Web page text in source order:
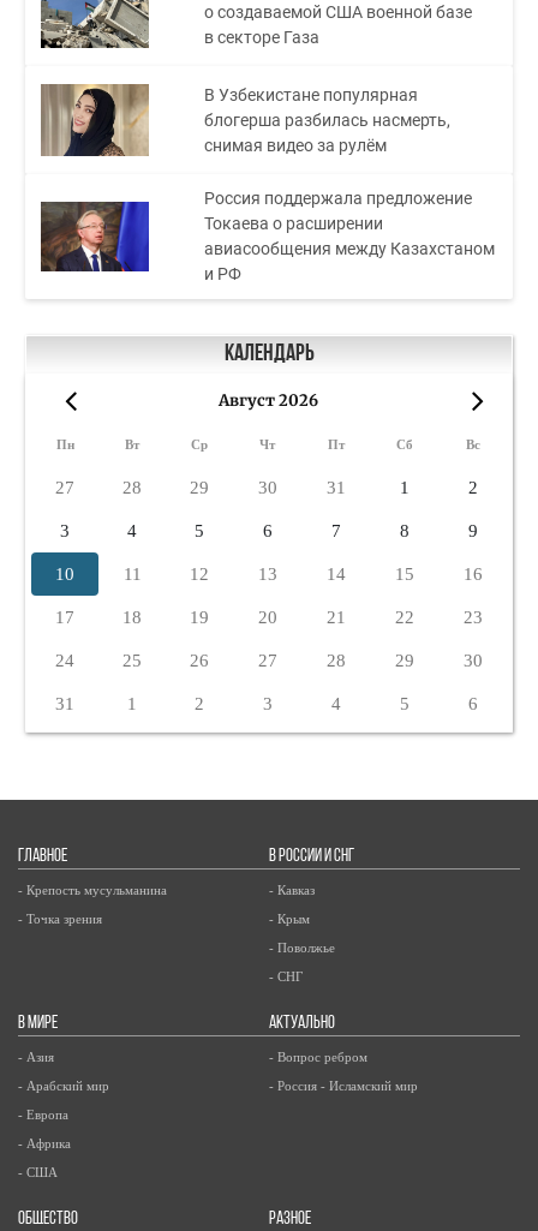
о создаваемой США военной базе
в секторе Газа
В Узбекистане популярная
блогерша разбилась насмерть,
снимая видео за рулём
Россия поддержала предложение
Токаева о расширении
авиасообщения между Казахстаном
и РФ
Календарь
Август 2026
Пн Вт Ср Чт Пт Сб Вс
27 28 29 30 31 1 2
3 4 5 6 7 8 9
10 11 12 13 14 15 16
17 18 19 20 21 22 23
24 25 26 27 28 29 30
31 1 2 3 4 5 6
ГЛАВНОЕ
- Крепость мусульманина
- Точка зрения
В РОССИИ И СНГ
- Кавказ
- Крым
- Поволжье
- СНГ
В МИРЕ
- Азия
- Арабский мир
- Европа
- Африка
- США
АКТУАЛЬНО
- Вопрос ребром
- Россия - Исламский мир
ОБЩЕСТВО РАЗНОЕ